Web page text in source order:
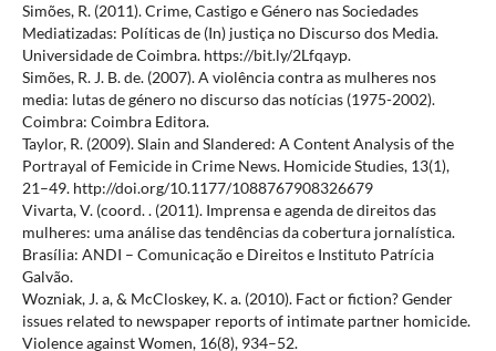
Simões, R. (2011). Crime, Castigo e Género nas Sociedades
Mediatizadas: Políticas de (In) justiça no Discurso dos Media.
Universidade de Coimbra. https://bit.ly/2Lfqayp.
Simões, R. J. B. de. (2007). A violência contra as mulheres nos
media: lutas de género no discurso das notícias (1975-2002).
Coimbra: Coimbra Editora.
Taylor, R. (2009). Slain and Slandered: A Content Analysis of the
Portrayal of Femicide in Crime News. Homicide Studies, 13(1),
21–49. http://doi.org/10.1177/1088767908326679
Vivarta, V. (coord. . (2011). Imprensa e agenda de direitos das
mulheres: uma análise das tendências da cobertura jornalística.
Brasília: ANDI – Comunicação e Direitos e Instituto Patrícia
Galvão.
Wozniak, J. a, & McCloskey, K. a. (2010). Fact or fiction? Gender
issues related to newspaper reports of intimate partner homicide.
Violence against Women, 16(8), 934–52.